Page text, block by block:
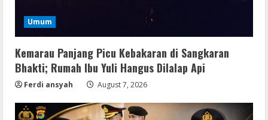
Umum
Kemarau Panjang Picu Kebakaran di Sangkaran
Bhakti; Rumah Ibu Yuli Hangus Dilalap Api
Ferdi ansyah August 7, 2026